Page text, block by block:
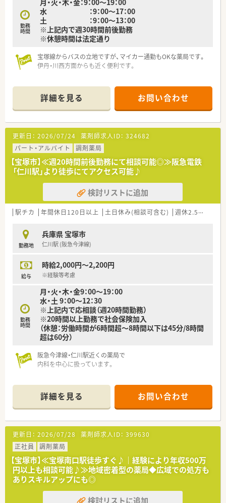
勤務
時間
水 ：9：00～17：00
土 ：9：00～13：00
※上記内で週30時間前後勤務
※休憩時間は法定通り
宝塚線からバスの立地ですが、マイカー通勤もOKな薬局です。
伊丹・川西方面からも近く便利です。
経験が浅い方でも比較的早く慣れていただけます。
ご勤務時間についてはご相談可能ですので、
ご興味をお持ちいただけましたら、お気軽にお問合せ下さいま
せ。
詳細を見る お問い合わせ
更新日： 2026/07/24 薬剤師求人ID： 324682
パート・アルバイト
調剤薬局
【宝塚市】≪週20時間前後勤務にて相談可能◎≫阪急電鉄
「仁川駅」より徒歩にてアクセス可能♪
検討リストに追加
駅チカ 年間休日120日以上 土日休み(相談可含む) 週休2.5日以上
勤務地
兵庫県 宝塚市
仁川駅 (阪急今津線)
給与
時給2,000円～2,200円
※経験等考慮
勤務
時間
月・火・木・金9：00～19：00
水・土 9：00～12：30
※上記内で応相談（週20時間勤務）
※20時間以上勤務で社会保険加入
（休憩：労働時間が6時間超～8時間以下は45分/8時間
超は60分）
阪急今津線・仁川駅近くの薬局で
内科を中心に扱っています。
定着率が高く、どの店舗も雰囲気が良い好環境です。
店舗間の距離が近いため、休暇フォローもし合える体制です。
ご興味がございましたらまずはお問い合わせくださいませ！
詳細を見る お問い合わせ
更新日： 2026/07/28 薬剤師求人ID： 399630
正社員
調剤薬局
【宝塚市】≪宝塚南口駅徒歩すぐ♪｜経験により年収500万
円以上も相談可能♪≫地域密着型の薬局◆広域での処方も
ありスキルアップにも◎
検討リストに追加